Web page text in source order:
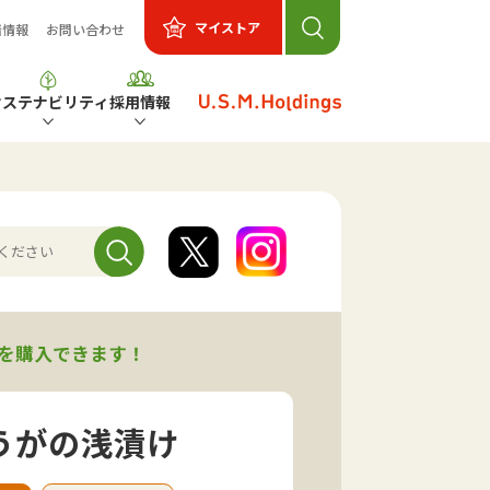
報 お問い合わせ マイストア
テナビリティ採用情報
購入できます！
がの浅漬け